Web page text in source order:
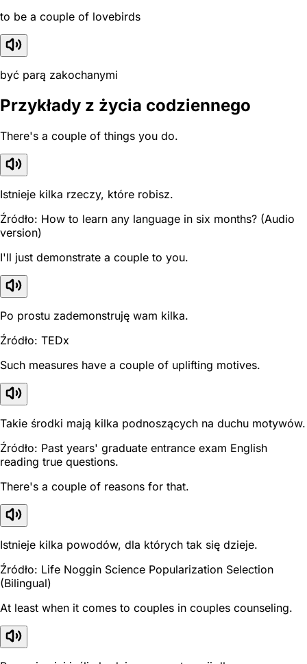
to be a couple of lovebirds
być parą zakochanymi
Przykłady z życia codziennego
There's a couple of things you do.
Istnieje kilka rzeczy, które robisz.
Źródło: How to learn any language in six months? (Audio
version)
I'll just demonstrate a couple to you.
Po prostu zademonstruję wam kilka.
Źródło: TEDx
Such measures have a couple of uplifting motives.
Takie środki mają kilka podnoszących na duchu motywów.
Źródło: Past years' graduate entrance exam English
reading true questions.
There's a couple of reasons for that.
Istnieje kilka powodów, dla których tak się dzieje.
Źródło: Life Noggin Science Popularization Selection
(Bilingual)
At least when it comes to couples in couples counseling.